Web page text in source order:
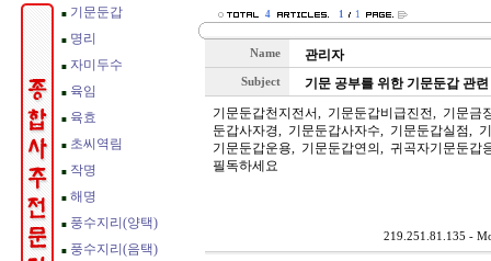
4 1 1
Name 관리자
Subject
기문 공부를 위한 기문둔갑 관련
기문둔갑천지전서, 기문둔갑비급진전, 기문
둔갑사자경, 기문둔갑사자수, 기문둔갑실점,
기문둔갑운용, 기문둔갑연의, 귀곡자기문둔갑
필독하세요
219.251.81.135 -